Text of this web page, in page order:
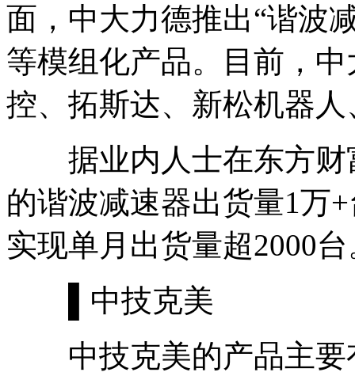
面，中大力德推出“谐波
等模组化产品。目前，
控、拓斯达、新松机器
据业内人士在东方财
的谐波减速器出货量1万
实现单月出货量超2000
▌中技克美
中技克美的产品主要